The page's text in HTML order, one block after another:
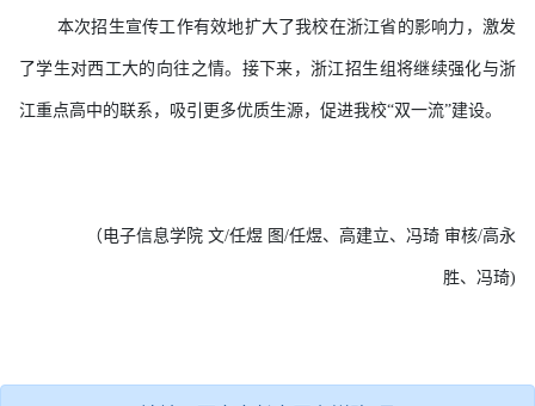
本次招生宣传工作有效地扩大了我校在浙江省的影响力，激发
了学生对西工大的向往之情。 接下来，浙江招生组将继续强化与浙
江重点高中的联系， 吸引更多优质生源 ， 促进我校“双一流”建设。
（电子信息学院 文/任煜 图/任煜、高建立、冯琦 审核/高永
胜、冯琦)